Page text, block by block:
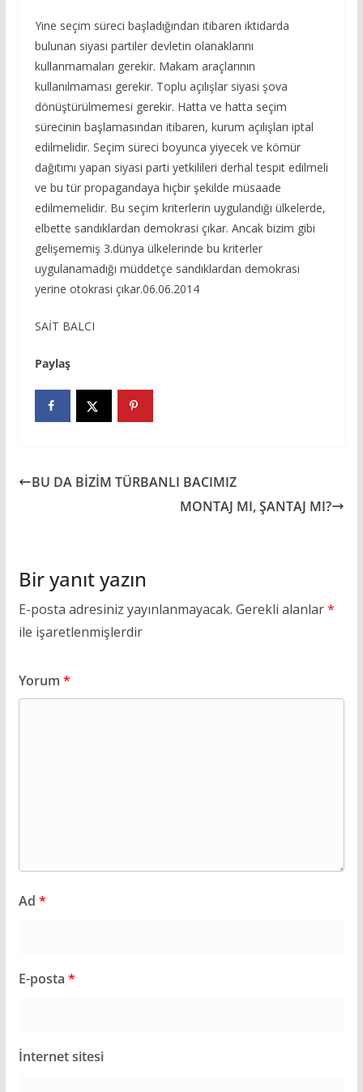
Yine seçim süreci başladığından itibaren iktidarda
bulunan siyasi partiler devletin olanaklarını
kullanmamaları gerekir. Makam araçlarının
kullanılmaması gerekir. Toplu açılışlar siyasi şova
dönüştürülmemesi gerekir. Hatta ve hatta seçim
sürecinin başlamasından itibaren, kurum açılışları iptal
edilmelidir. Seçim süreci boyunca yiyecek ve kömür
dağıtımı yapan siyasi parti yetkilileri derhal tespit edilmeli
ve bu tür propagandaya hiçbir şekilde müsaade
edilmemelidir. Bu seçim kriterlerin uygulandığı ülkelerde,
elbette sandıklardan demokrasi çıkar. Ancak bizim gibi
gelişememiş 3.dünya ülkelerinde bu kriterler
uygulanamadığı müddetçe sandıklardan demokrasi
yerine otokrasi çıkar.06.06.2014
SAİT BALCI
Paylaş
BU DA BİZİM TÜRBANLI BACIMIZ
MONTAJ MI, ŞANTAJ MI?
Bir yanıt yazın
E-posta adresiniz yayınlanmayacak. Gerekli alanlar*
ile işaretlenmişlerdir
Yorum *
Ad *
E-posta *
İnternet sitesi